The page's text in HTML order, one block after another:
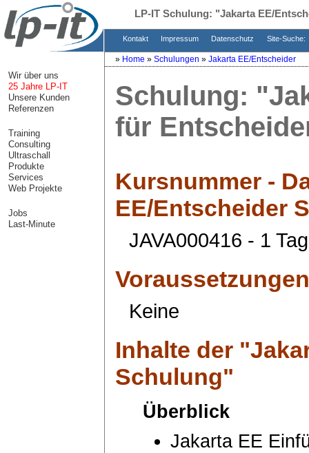
LP-IT Schulung: "Jakarta EE/
Kontakt Impressum Datenschutz Site-Suche:
» Home » Schulungen » Jakarta EE/Entscheider
Schulung:
für
Kursnummer -
EE/Entscheider
JAVA000416 - 1 Tag
Voraussetzungen
Keine
Inhalte der "
Schulung"
Überblick
Jakarta EE
Wir über uns
25 Jahre LP-IT
Unsere Kunden
Referenzen
Training
Consulting
Ultraschall
Produkte
Services
Web Projekte
Jobs
Last-Minute